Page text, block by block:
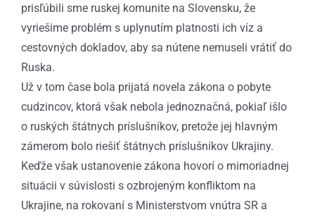
prisľúbili sme ruskej komunite na Slovensku, že
vyriešime problém s uplynutím platnosti ich víz a
cestovných dokladov, aby sa nútene nemuseli vrátiť do
Ruska.
Už v tom čase bola prijatá novela zákona o pobyte
cudzincov, ktorá však nebola jednoznačná, pokiaľ išlo
o ruských štátnych príslušníkov, pretože jej hlavným
zámerom bolo riešiť štátnych príslušníkov Ukrajiny.
Keďže však ustanovenie zákona hovorí o mimoriadnej
situácii v súvislosti s ozbrojeným konfliktom na
Ukrajine, na rokovaní s Ministerstvom vnútra SR a